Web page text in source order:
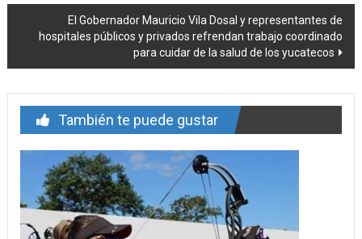
entradaEl Gobernador Mauricio Vila Dosal y representantes de
hospitales públicos y privados refrendan trabajo coordinado
para cuidar de la salud de los yucatecos
También te puede gustar